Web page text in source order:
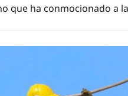
que ha conmocionado a